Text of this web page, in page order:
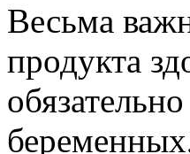
Весьма
продукта